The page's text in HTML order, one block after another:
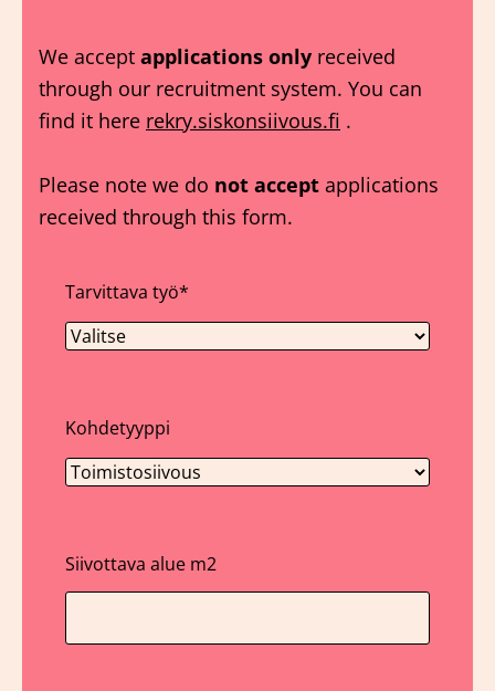
We accept applications only received
through our recruitment system. You can
find it here rekry.siskonsiivous.fi .
Please note we do not accept applications
received through this form.
Tarvittava työ*
Kohdetyyppi
Siivottava alue m2